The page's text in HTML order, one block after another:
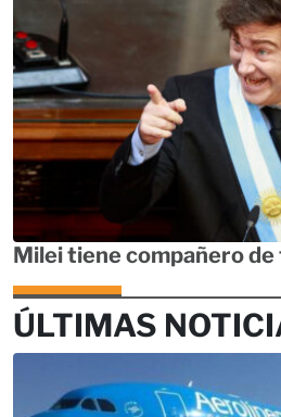
Milei tiene compañero
ÚLTIMAS